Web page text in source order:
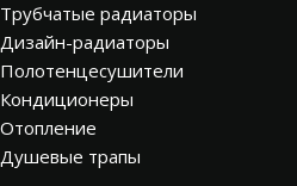
Трубчатые радиаторы
Дизайн-радиаторы
Полотенцесушители
Кондиционеры
Отопление
Душевые трапы